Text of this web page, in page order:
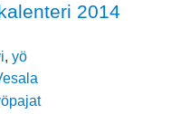
2014
, yö